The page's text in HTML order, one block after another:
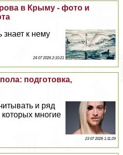
в Крыму - фото и
к нему
24 07 2026 2:10:21
подготовка,
и ряд
многие
23 07 2026 1:11:29